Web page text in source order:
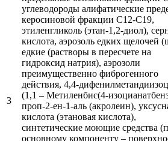
3
углеводороды алифатические
керосиновой фракции С12-С19,
этиленгликоль (этан-1,2-диол),
кислота, аэрозоль едких щелочей
едкие (растворы в пересчете на
гидроксид натрия), аэрозоли
преимущественно фиброгенного
действия, 4,4-
(1,1 – Метиленбис(4-
проп-2-ен-1-аль (акролеин),
кислота (этановая кислота),
синтетические моющие средства
основному компоненту –